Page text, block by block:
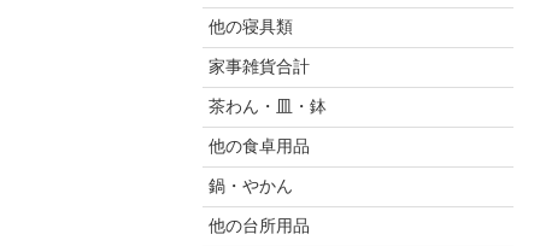
他の寝具類
家事雑貨合計
茶わん・皿・鉢
他の食卓用品
鍋・やかん
他の台所用品